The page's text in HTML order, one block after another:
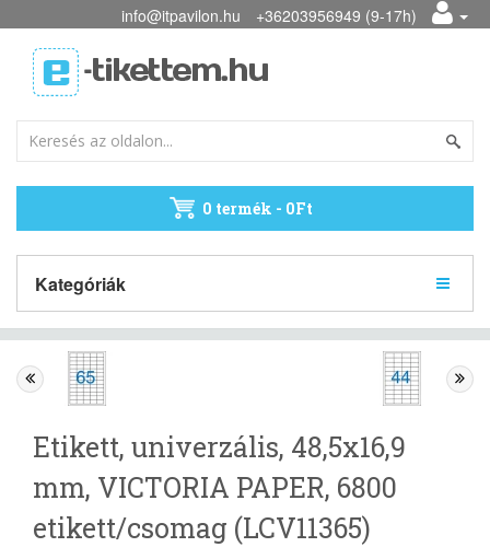
info@itpavilon.hu +36203956949 (9-17h)
0 termék - 0Ft
Kategóriák
Etikett, univerzális, 48,5x16,9
mm, VICTORIA PAPER, 6800
etikett/csomag (LCV11365)